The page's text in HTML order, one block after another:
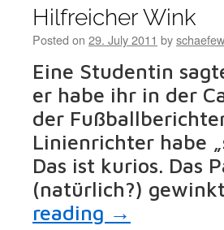
Hilfreicher Wink
Posted on 29. July 2011 byschaefew
Eine Studentin
er habe ihr in der
der
Linienrichter habe
Das ist kurios. Das
(natürlich?)
reading →